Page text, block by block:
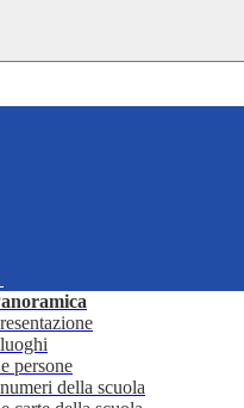
persone
della scuola